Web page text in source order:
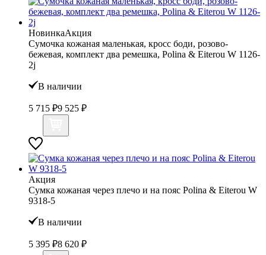
НовинкаАкция
Сумочка кожаная маленькая, кросс боди, розово-
бежевая, комплект два ремешка, Polina & Eiterou W 1126-
2j
В наличии
5 715 ₽9 525 ₽
Акция
Сумка кожаная через плечо и на пояс Polina & Eiterou W
9318-5
В наличии
5 395 ₽8 620 ₽